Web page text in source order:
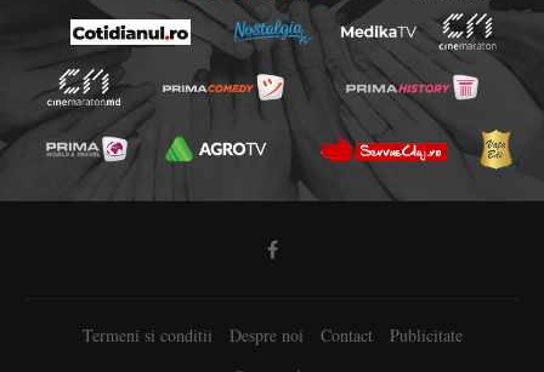
Termeni si conditii Despre noi Contact Publicitate